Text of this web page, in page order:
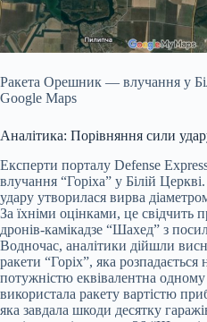
Ракета Орешник — влучання у
Google Maps
Аналітика: Порівняння сили
Експерти порталу Defense
влучання “Горіха” у Білій
удару утворилася вирва
За їхніми оцінками, це свідчить
дронів-камікадзе “Шахед” з
Водночас, аналітики дійшли
ракети “Горіх”, яка розпадається
потужністю еквівалентна
використала ракету вартістю
яка завдала шкоди десятку